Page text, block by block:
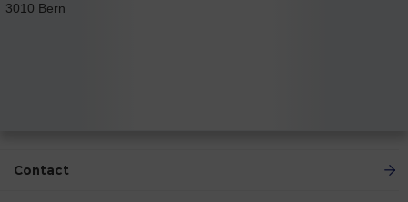
3010 Bern
Contact